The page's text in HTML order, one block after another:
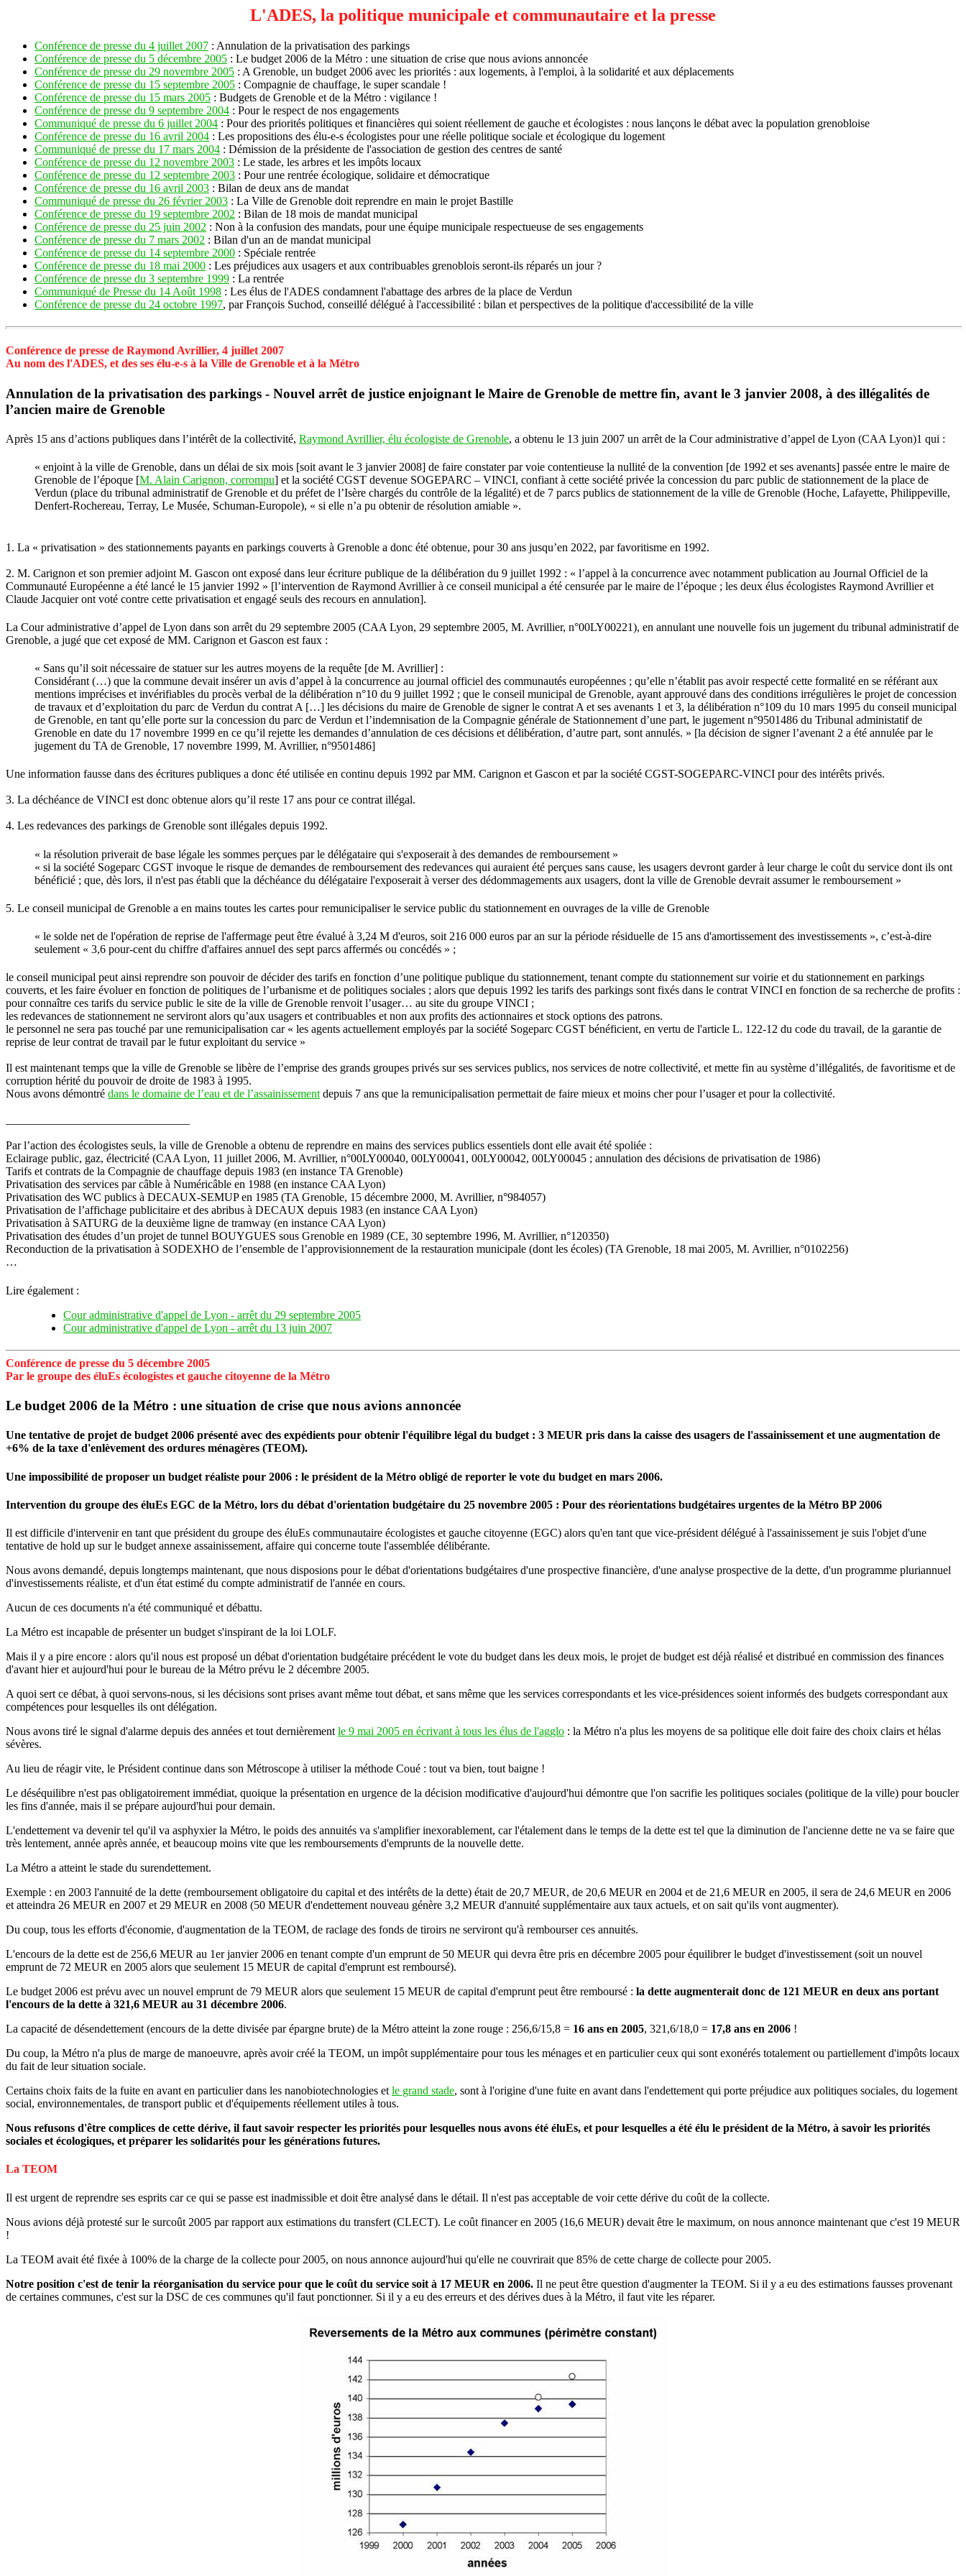
L'ADES, la politique municipale et communautaire et la presse
Conférence de presse du 4 juillet 2007 : Annulation de la privatisation des parkings
Conférence de presse du 5 décembre 2005 : Le budget 2006 de la Métro : une situation de crise que nous avions annoncée
Conférence de presse du 29 novembre 2005 : A Grenoble, un budget 2006 avec les priorités : aux logements, à l'emploi, à la solidarité et aux déplacements
Conférence de presse du 15 septembre 2005 : Compagnie de chauffage, le super scandale !
Conférence de presse du 15 mars 2005 : Budgets de Grenoble et de la Métro : vigilance !
Conférence de presse du 9 septembre 2004 : Pour le respect de nos engagements
Communiqué de presse du 6 juillet 2004 : Pour des priorités politiques et financières qui soient réellement de gauche et écologistes : nous lançons le débat avec la population grenobloise
Conférence de presse du 16 avril 2004 : Les propositions des élu-e-s écologistes pour une réelle politique sociale et écologique du logement
Communiqué de presse du 17 mars 2004 : Démission de la présidente de l'association de gestion des centres de santé
Conférence de presse du 12 novembre 2003 : Le stade, les arbres et les impôts locaux
Conférence de presse du 12 septembre 2003 : Pour une rentrée écologique, solidaire et démocratique
Conférence de presse du 16 avril 2003 : Bilan de deux ans de mandat
Communiqué de presse du 26 février 2003 : La Ville de Grenoble doit reprendre en main le projet Bastille
Conférence de presse du 19 septembre 2002 : Bilan de 18 mois de mandat municipal
Conférence de presse du 25 juin 2002 : Non à la confusion des mandats, pour une équipe municipale respectueuse de ses engagements
Conférence de presse du 7 mars 2002 : Bilan d'un an de mandat municipal
Conférence de presse du 14 septembre 2000 : Spéciale rentrée
Conférence de presse du 18 mai 2000 : Les préjudices aux usagers et aux contribuables grenoblois seront-ils réparés un jour ?
Conférence de presse du 3 septembre 1999 : La rentrée
Communiqué de Presse du 14 Août 1998 : Les élus de l'ADES condamnent l'abattage des arbres de la place de Verdun
Conférence de presse du 24 octobre 1997, par François Suchod, conseillé délégué à l'accessibilité : bilan et perspectives de la politique d'accessibilité de la ville
Conférence de presse de Raymond Avrillier, 4 juillet 2007
Au nom des l'ADES, et des ses élu-e-s à la Ville de Grenoble et à la Métro
Annulation de la privatisation des parkings - Nouvel arrêt de justice enjoignant le Maire de Grenoble de mettre fin, avant le 3 janvier 2008, à des illégalités de
l’ancien maire de Grenoble
Après 15 ans d’actions publiques dans l’intérêt de la collectivité, Raymond Avrillier, élu écologiste de Grenoble, a obtenu le 13 juin 2007 un arrêt de la Cour administrative d’appel de Lyon (CAA Lyon)1 qui :
« enjoint à la ville de Grenoble, dans un délai de six mois [soit avant le 3 janvier 2008] de faire constater par voie contentieuse la nullité de la convention [de 1992 et ses avenants] passée entre le maire de
Grenoble de l’époque [M. Alain Carignon, corrompu] et la société CGST devenue SOGEPARC – VINCI, confiant à cette société privée la concession du parc public de stationnement de la place de
Verdun (place du tribunal administratif de Grenoble et du préfet de l’Isère chargés du contrôle de la légalité) et de 7 parcs publics de stationnement de la ville de Grenoble (Hoche, Lafayette, Philippeville,
Denfert-Rochereau, Terray, Le Musée, Schuman-Europole), « si elle n’a pu obtenir de résolution amiable ».
1. La « privatisation » des stationnements payants en parkings couverts à Grenoble a donc été obtenue, pour 30 ans jusqu’en 2022, par favoritisme en 1992.
2. M. Carignon et son premier adjoint M. Gascon ont exposé dans leur écriture publique de la délibération du 9 juillet 1992 : « l’appel à la concurrence avec notamment publication au Journal Officiel de la
Communauté Européenne a été lancé le 15 janvier 1992 » [l’intervention de Raymond Avrillier à ce conseil municipal a été censurée par le maire de l’époque ; les deux élus écologistes Raymond Avrillier et
Claude Jacquier ont voté contre cette privatisation et engagé seuls des recours en annulation].
La Cour administrative d’appel de Lyon dans son arrêt du 29 septembre 2005 (CAA Lyon, 29 septembre 2005, M. Avrillier, n°00LY00221), en annulant une nouvelle fois un jugement du tribunal administratif de
Grenoble, a jugé que cet exposé de MM. Carignon et Gascon est faux :
« Sans qu’il soit nécessaire de statuer sur les autres moyens de la requête [de M. Avrillier] :
Considérant (…) que la commune devait insérer un avis d’appel à la concurrence au journal officiel des communautés européennes ; qu’elle n’établit pas avoir respecté cette formalité en se référant aux
mentions imprécises et invérifiables du procès verbal de la délibération n°10 du 9 juillet 1992 ; que le conseil municipal de Grenoble, ayant approuvé dans des conditions irrégulières le projet de concession
de travaux et d’exploitation du parc de Verdun du contrat A […] les décisions du maire de Grenoble de signer le contrat A et ses avenants 1 et 3, la délibération n°109 du 10 mars 1995 du conseil municipal
de Grenoble, en tant qu’elle porte sur la concession du parc de Verdun et l’indemnisation de la Compagnie générale de Stationnement d’une part, le jugement n°9501486 du Tribunal administatif de
Grenoble en date du 17 novembre 1999 en ce qu’il rejette les demandes d’annulation de ces décisions et délibération, d’autre part, sont annulés. » [la décision de signer l’avenant 2 a été annulée par le
jugement du TA de Grenoble, 17 novembre 1999, M. Avrillier, n°9501486]
Une information fausse dans des écritures publiques a donc été utilisée en continu depuis 1992 par MM. Carignon et Gascon et par la société CGST-SOGEPARC-VINCI pour des intérêts privés.
3. La déchéance de VINCI est donc obtenue alors qu’il reste 17 ans pour ce contrat illégal.
4. Les redevances des parkings de Grenoble sont illégales depuis 1992.
« la résolution priverait de base légale les sommes perçues par le délégataire qui s'exposerait à des demandes de remboursement »
« si la société Sogeparc CGST invoque le risque de demandes de remboursement des redevances qui auraient été perçues sans cause, les usagers devront garder à leur charge le coût du service dont ils ont
bénéficié ; que, dès lors, il n'est pas établi que la déchéance du délégataire l'exposerait à verser des dédommagements aux usagers, dont la ville de Grenoble devrait assumer le remboursement »
5. Le conseil municipal de Grenoble a en mains toutes les cartes pour remunicipaliser le service public du stationnement en ouvrages de la ville de Grenoble
« le solde net de l'opération de reprise de l'affermage peut être évalué à 3,24 M d'euros, soit 216 000 euros par an sur la période résiduelle de 15 ans d'amortissement des investissements », c’est-à-dire
seulement « 3,6 pour-cent du chiffre d'affaires annuel des sept parcs affermés ou concédés » ;
le conseil municipal peut ainsi reprendre son pouvoir de décider des tarifs en fonction d’une politique publique du stationnement, tenant compte du stationnement sur voirie et du stationnement en parkings
couverts, et les faire évoluer en fonction de politiques de l’urbanisme et de politiques sociales ; alors que depuis 1992 les tarifs des parkings sont fixés dans le contrat VINCI en fonction de sa recherche de profits :
pour connaître ces tarifs du service public le site de la ville de Grenoble renvoit l’usager… au site du groupe VINCI ;
les redevances de stationnement ne serviront alors qu’aux usagers et contribuables et non aux profits des actionnaires et stock options des patrons.
le personnel ne sera pas touché par une remunicipalisation car « les agents actuellement employés par la société Sogeparc CGST bénéficient, en vertu de l'article L. 122-12 du code du travail, de la garantie de
reprise de leur contrat de travail par le futur exploitant du service »
Il est maintenant temps que la ville de Grenoble se libère de l’emprise des grands groupes privés sur ses services publics, nos services de notre collectivité, et mette fin au système d’illégalités, de favoritisme et de
corruption hérité du pouvoir de droite de 1983 à 1995.
Nous avons démontré dans le domaine de l’eau et de l’assainissement depuis 7 ans que la remunicipalisation permettait de faire mieux et moins cher pour l’usager et pour la collectivité.
Par l’action des écologistes seuls, la ville de Grenoble a obtenu de reprendre en mains des services publics essentiels dont elle avait été spoliée :
Eclairage public, gaz, électricité (CAA Lyon, 11 juillet 2006, M. Avrillier, n°00LY00040, 00LY00041, 00LY00042, 00LY00045 ; annulation des décisions de privatisation de 1986)
Tarifs et contrats de la Compagnie de chauffage depuis 1983 (en instance TA Grenoble)
Privatisation des services par câble à Numéricâble en 1988 (en instance CAA Lyon)
Privatisation des WC publics à DECAUX-SEMUP en 1985 (TA Grenoble, 15 décembre 2000, M. Avrillier, n°984057)
Privatisation de l’affichage publicitaire et des abribus à DECAUX depuis 1983 (en instance CAA Lyon)
Privatisation à SATURG de la deuxième ligne de tramway (en instance CAA Lyon)
Privatisation des études d’un projet de tunnel BOUYGUES sous Grenoble en 1989 (CE, 30 septembre 1996, M. Avrillier, n°120350)
Reconduction de la privatisation à SODEXHO de l’ensemble de l’approvisionnement de la restauration municipale (dont les écoles) (TA Grenoble, 18 mai 2005, M. Avrillier, n°0102256)
…
Lire également :
Cour administrative d'appel de Lyon - arrêt du 29 septembre 2005
Cour administrative d'appel de Lyon - arrêt du 13 juin 2007
Conférence de presse du 5 décembre 2005
Par le groupe des éluEs écologistes et gauche citoyenne de la Métro
Le budget 2006 de la Métro : une situation de crise que nous avions annoncée
Une tentative de projet de budget 2006 présenté avec des expédients pour obtenir l'équilibre légal du budget : 3 MEUR pris dans la caisse des usagers de l'assainissement et une augmentation de
+6% de la taxe d'enlèvement des ordures ménagères (TEOM).
Une impossibilité de proposer un budget réaliste pour 2006 : le président de la Métro obligé de reporter le vote du budget en mars 2006.
Intervention du groupe des éluEs EGC de la Métro, lors du débat d'orientation budgétaire du 25 novembre 2005 : Pour des réorientations budgétaires urgentes de la Métro BP 2006
Il est difficile d'intervenir en tant que président du groupe des éluEs communautaire écologistes et gauche citoyenne (EGC) alors qu'en tant que vice-président délégué à l'assainissement je suis l'objet d'une
tentative de hold up sur le budget annexe assainissement, affaire qui concerne toute l'assemblée délibérante.
Nous avons demandé, depuis longtemps maintenant, que nous disposions pour le débat d'orientations budgétaires d'une prospective financière, d'une analyse prospective de la dette, d'un programme pluriannuel
d'investissements réaliste, et d'un état estimé du compte administratif de l'année en cours.
Aucun de ces documents n'a été communiqué et débattu.
La Métro est incapable de présenter un budget s'inspirant de la loi LOLF.
Mais il y a pire encore : alors qu'il nous est proposé un débat d'orientation budgétaire précédent le vote du budget dans les deux mois, le projet de budget est déjà réalisé et distribué en commission des finances
d'avant hier et aujourd'hui pour le bureau de la Métro prévu le 2 décembre 2005.
A quoi sert ce débat, à quoi servons-nous, si les décisions sont prises avant même tout débat, et sans même que les services correspondants et les vice-présidences soient informés des budgets correspondant aux
compétences pour lesquelles ils ont délégation.
Nous avons tiré le signal d'alarme depuis des années et tout dernièrement le 9 mai 2005 en écrivant à tous les élus de l'agglo : la Métro n'a plus les moyens de sa politique elle doit faire des choix clairs et hélas
sévères.
Au lieu de réagir vite, le Président continue dans son Métroscope à utiliser la méthode Coué : tout va bien, tout baigne !
Le déséquilibre n'est pas obligatoirement immédiat, quoique la présentation en urgence de la décision modificative d'aujourd'hui démontre que l'on sacrifie les politiques sociales (politique de la ville) pour boucler
les fins d'année, mais il se prépare aujourd'hui pour demain.
L'endettement va devenir tel qu'il va asphyxier la Métro, le poids des annuités va s'amplifier inexorablement, car l'étalement dans le temps de la dette est tel que la diminution de l'ancienne dette ne va se faire que
très lentement, année après année, et beaucoup moins vite que les remboursements d'emprunts de la nouvelle dette.
La Métro a atteint le stade du surendettement.
Exemple : en 2003 l'annuité de la dette (remboursement obligatoire du capital et des intérêts de la dette) était de 20,7 MEUR, de 20,6 MEUR en 2004 et de 21,6 MEUR en 2005, il sera de 24,6 MEUR en 2006
et atteindra 26 MEUR en 2007 et 29 MEUR en 2008 (50 MEUR d'endettement nouveau génère 3,2 MEUR d'annuité supplémentaire aux taux actuels, et on sait qu'ils vont augmenter).
Du coup, tous les efforts d'économie, d'augmentation de la TEOM, de raclage des fonds de tiroirs ne serviront qu'à rembourser ces annuités.
L'encours de la dette est de 256,6 MEUR au 1er janvier 2006 en tenant compte d'un emprunt de 50 MEUR qui devra être pris en décembre 2005 pour équilibrer le budget d'investissement (soit un nouvel
emprunt de 72 MEUR en 2005 alors que seulement 15 MEUR de capital d'emprunt est remboursé).
Le budget 2006 est prévu avec un nouvel emprunt de 79 MEUR alors que seulement 15 MEUR de capital d'emprunt peut être remboursé : la dette augmenterait donc de 121 MEUR en deux ans portant
l'encours de la dette à 321,6 MEUR au 31 décembre 2006.
La capacité de désendettement (encours de la dette divisée par épargne brute) de la Métro atteint la zone rouge : 256,6/15,8 = 16 ans en 2005, 321,6/18,0 = 17,8 ans en 2006 !
Du coup, la Métro n'a plus de marge de manoeuvre, après avoir créé la TEOM, un impôt supplémentaire pour tous les ménages et en particulier ceux qui sont exonérés totalement ou partiellement d'impôts locaux
du fait de leur situation sociale.
Certains choix faits de la fuite en avant en particulier dans les nanobiotechnologies et le grand stade, sont à l'origine d'une fuite en avant dans l'endettement qui porte préjudice aux politiques sociales, du logement
social, environnementales, de transport public et d'équipements réellement utiles à tous.
Nous refusons d'être complices de cette dérive, il faut savoir respecter les priorités pour lesquelles nous avons été éluEs, et pour lesquelles a été élu le président de la Métro, à savoir les priorités
sociales et écologiques, et préparer les solidarités pour les générations futures.
La TEOM
Il est urgent de reprendre ses esprits car ce qui se passe est inadmissible et doit être analysé dans le détail. Il n'est pas acceptable de voir cette dérive du coût de la collecte.
Nous avions déjà protesté sur le surcoût 2005 par rapport aux estimations du transfert (CLECT). Le coût financer en 2005 (16,6 MEUR) devait être le maximum, on nous annonce maintenant que c'est 19 MEUR
!
La TEOM avait été fixée à 100% de la charge de la collecte pour 2005, on nous annonce aujourd'hui qu'elle ne couvrirait que 85% de cette charge de collecte pour 2005.
Notre position c'est de tenir la réorganisation du service pour que le coût du service soit à 17 MEUR en 2006. Il ne peut être question d'augmenter la TEOM. Si il y a eu des estimations fausses provenant
de certaines communes, c'est sur la DSC de ces communes qu'il faut ponctionner. Si il y a eu des erreurs et des dérives dues à la Métro, il faut vite les réparer.